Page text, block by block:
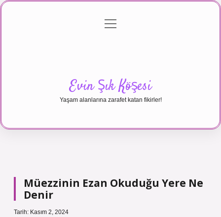
Gizlilik Politikası
menüyü
Evin Şık Köşesi
Yaşam alanlarına zarafet katan fikirler!
Müezzinin Ezan Okuduğu Yere Ne
Denir
Tarih: Kasım 2, 2024